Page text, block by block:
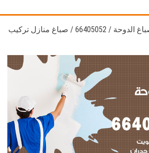
صباغ الدوحة / 66405052 / صباغ منازل تركيب